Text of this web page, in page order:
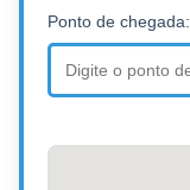
Ponto de chegada: